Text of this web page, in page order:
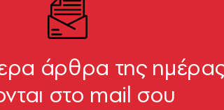
άρθρα της
στο mail σου